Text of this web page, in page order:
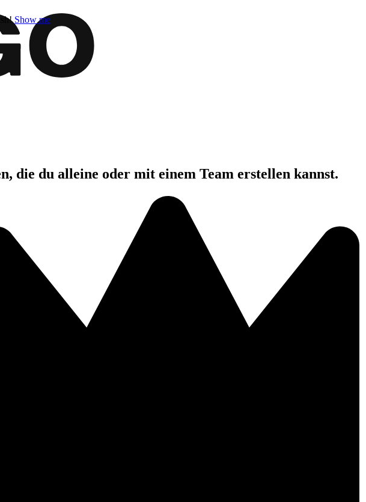
Show me
die du alleine oder mit einem Team erstellen kannst.